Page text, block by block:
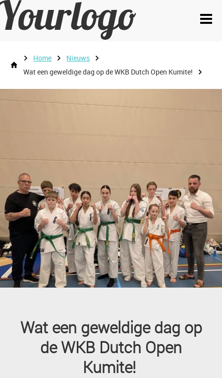
Home
Nieuws
Wat een geweldige dag op de WKB Dutch Open Kumite!
Wat een geweldige dag op
de WKB Dutch Open
Kumite!